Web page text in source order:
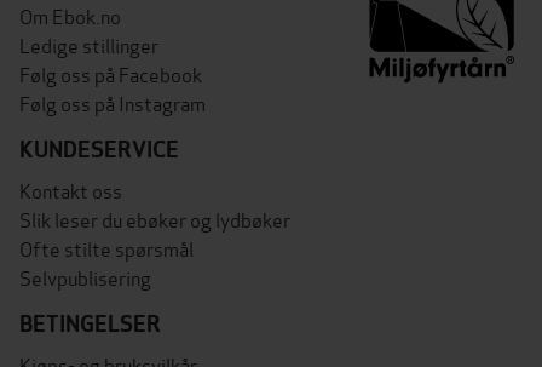
Om Ebok.no
Ledige stillinger
Følg oss på Facebook
Følg oss på Instagram
KUNDESERVICE
Kontakt oss
Slik leser du ebøker og lydbøker
Ofte stilte spørsmål
Selvpublisering
BETINGELSER